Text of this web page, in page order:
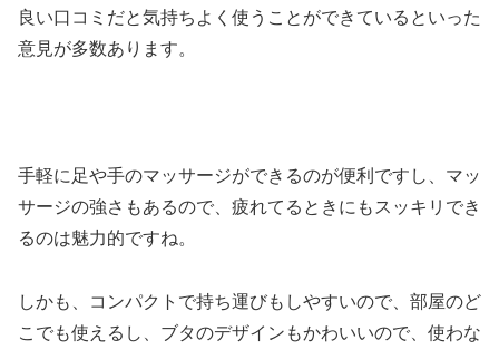
良い口コミだと気持ちよく使うことができているといった
意見が多数あります。
手軽に足や手のマッサージができるのが便利ですし、マッ
サージの強さもあるので、疲れてるときにもスッキリでき
るのは魅力的ですね。
しかも、コンパクトで持ち運びもしやすいので、部屋のど
こでも使えるし、ブタのデザインもかわいいので、使わな